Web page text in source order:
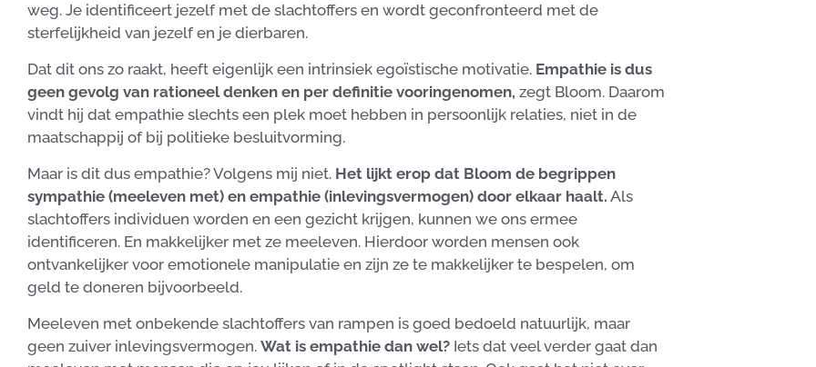
weg. Je identificeert jezelf met de slachtoffers en wordt geconfronteerd met de
sterfelijkheid van jezelf en je dierbaren.
Dat dit ons zo raakt, heeft eigenlijk een intrinsiek egoïstische motivatie. Empathie is dus
geen gevolg van rationeel denken en per definitie vooringenomen, zegt Bloom. Daarom
vindt hij dat empathie slechts een plek moet hebben in persoonlijk relaties, niet in de
maatschappij of bij politieke besluitvorming.
Maar is dit dus empathie? Volgens mij niet. Het lijkt erop dat Bloom de begrippen
sympathie (meeleven met) en empathie (inlevingsvermogen) door elkaar haalt. Als
slachtoffers individuen worden en een gezicht krijgen, kunnen we ons ermee
identificeren. En makkelijker met ze meeleven. Hierdoor worden mensen ook
ontvankelijker voor emotionele manipulatie en zijn ze te makkelijker te bespelen, om
geld te doneren bijvoorbeeld.
Meeleven met onbekende slachtoffers van rampen is goed bedoeld natuurlijk, maar
geen zuiver inlevingsvermogen. Wat is empathie dan wel? Iets dat veel verder gaat dan